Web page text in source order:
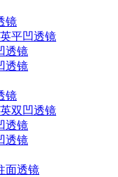
镜
平凹透镜
透镜
透镜
镜
双凹透镜
透镜
透镜
面透镜